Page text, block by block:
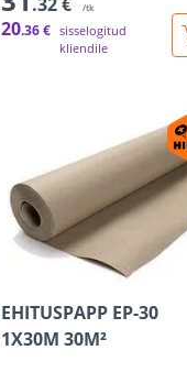
/tk
20.36 € sisselogitud
kliendile
EHITUSPAPP EP-30
1X30M 30M²